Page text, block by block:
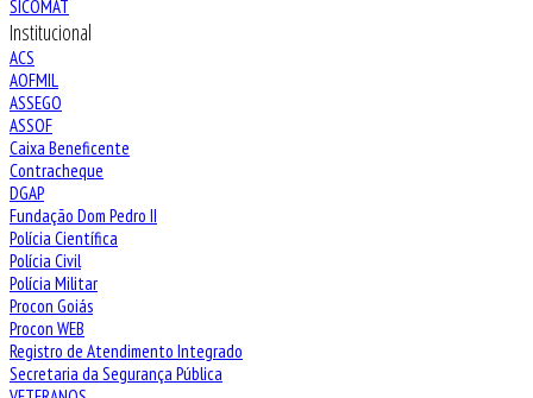
SICOMAT
Institucional
ACS
AOFMIL
ASSEGO
ASSOF
Caixa Beneficente
Contracheque
DGAP
Fundação Dom Pedro II
Polícia Científica
Polícia Civil
Polícia Militar
Procon Goiás
Procon WEB
Registro de Atendimento Integrado
Secretaria da Segurança Pública